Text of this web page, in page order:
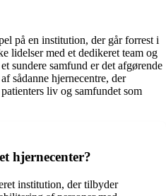
på en institution, der går forrest i
lidelser med et dedikeret team og
sundere samfund er det afgørende
sådanne hjernecentre, der
liv og samfundet som
hjernecenter?
institution, der tilbyder